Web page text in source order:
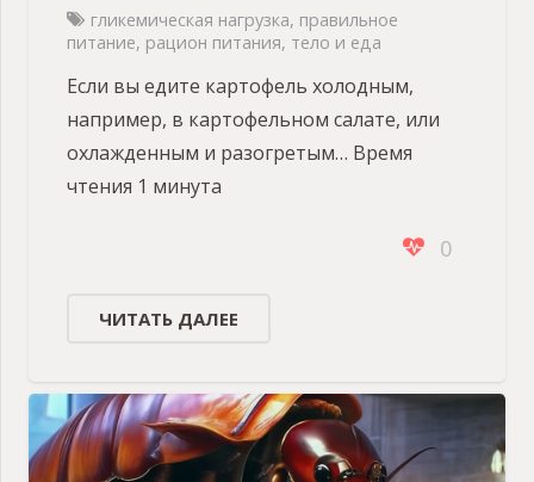
гликемическая нагрузка, правильное
питание, рацион питания, тело и еда
Если вы едите картофель холодным,
например, в картофельном салате, или
охлажденным и разогретым… Время
чтения 1 минута
0
ЧИТАТЬ ДАЛЕЕ